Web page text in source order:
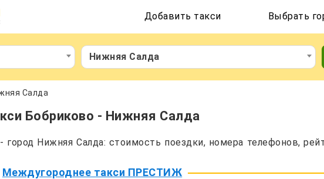
Добавить такси Выбрать
Нижняя Салда
Салда
Бобриково - Нижняя Салда
Нижняя Салда: стоимость поездки, номера телефонов,
Междугороднее такси ПРЕСТИЖ